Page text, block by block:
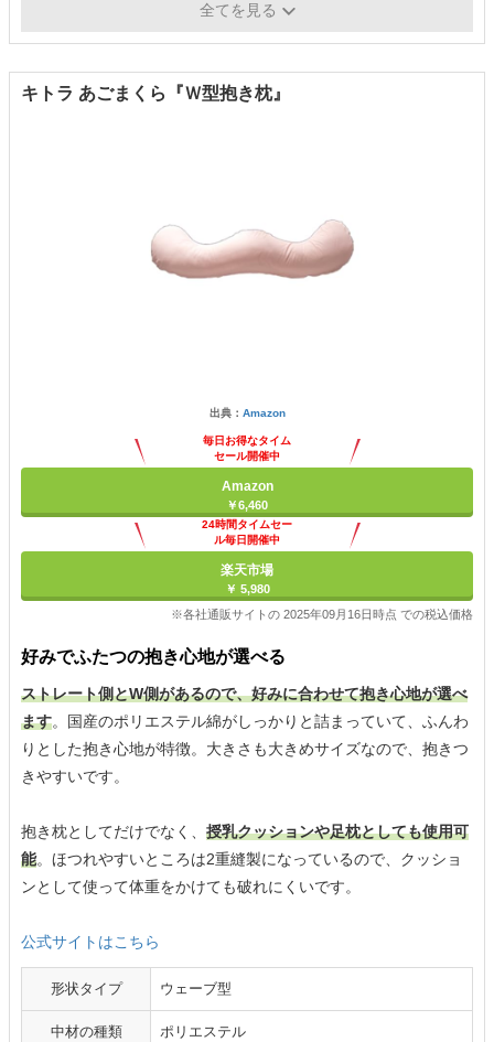
全てを見る
キトラ あごまくら『Ｗ型抱き枕』
出典： Amazon
毎日お得なタイム
セール開催中
Amazon
￥6,460
24時間タイムセー
ル毎日開催中
楽天市場
￥ 5,980
※各社通販サイトの 2025年09月16日時点 での税込価格
好みでふたつの抱き心地が選べる
ストレート側とW側があるので、好みに合わせて抱き心地が選べ
ます。国産のポリエステル綿がしっかりと詰まっていて、ふんわ
りとした抱き心地が特徴。大きさも大きめサイズなので、抱きつ
きやすいです。
抱き枕としてだけでなく、 授乳クッションや足枕としても使用可
能。ほつれやすいところは2重縫製になっているので、クッショ
ンとして使って体重をかけても破れにくいです。
公式サイトはこちら
形状タイプ ウェーブ型
中材の種類 ポリエステル